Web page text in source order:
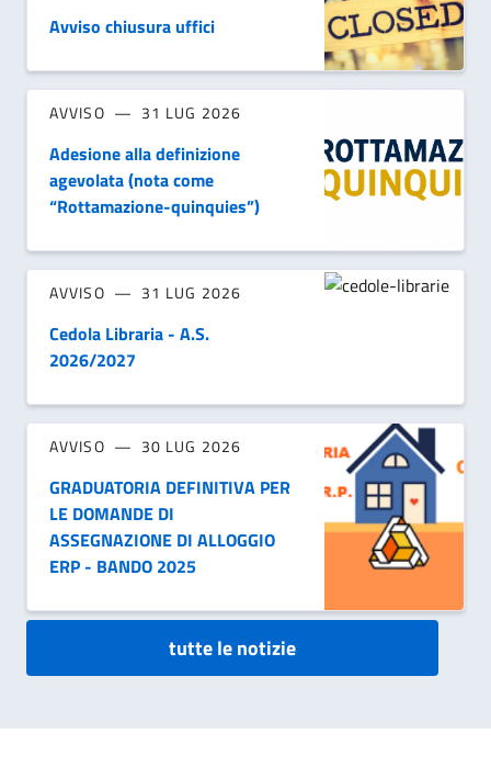
Avviso chiusura uffici
AVVISO 31 LUG 2026
Adesione alla definizione
agevolata (nota come
“Rottamazione-quinquies”)
AVVISO 31 LUG 2026
Cedola Libraria - A.S.
2026/2027
AVVISO 30 LUG 2026
GRADUATORIA DEFINITIVA PER
LE DOMANDE DI
ASSEGNAZIONE DI ALLOGGIO
ERP - BANDO 2025
tutte le notizie